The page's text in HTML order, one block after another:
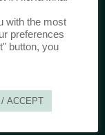
у
with the most
preferences
button, you
ACCEPT